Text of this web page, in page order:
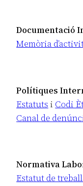
Documentació
Memòria
Polítiques
Estatuts i Codi
Canal de
Normativa
Estatut de